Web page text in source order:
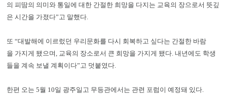
의 피땀의 의미와 통일에 대한 간절한 희망을 다지는 교육의 장으로서 뜻깊
은 시간을 가졌다”고 말했다.
또 “대발해에 이르렀던 우리문화를 다시 회복하고 싶다는 간절한 바람
을 가지게 됐으며, 교육의 장소로서 큰 희망을 가지게 됐다. 내년에도 학생
들을 계속 보낼 계획이다”고 덧붙였다.
한편 오는 5월 10일 광주일고 무등관에서는 관련 포럼이 예정돼 있다.